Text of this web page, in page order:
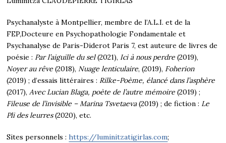
Psychanalyste à Montpellier, membre de l’A.L.I. et de la
FEP,Docteure en Psychopathologie Fondamentale et
Psychanalyse de Paris-Diderot Paris 7, est auteure de livres de
poésie : Par l’aiguille du sel(2021), Ici à nous perdre (2019),
Noyer au rêve (2018), Nuage lenticulaire, (2019), Foherion
(2019) ; d’essais littéraires : Rilke-Poème, élancé dans l’asphère
(2017), Avec Lucian Blaga, poète de l’autre mémoire (2019) ;
Fileuse de l’invisible – Marina Tsvetaeva(2019) ; de fiction : Le
Pli des leurres(2020), etc.
Sites personnels :https://luminitzatigirlas.com;